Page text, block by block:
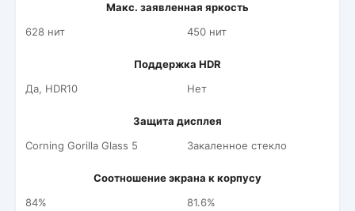
Макс. заявленная яркость
628 нит
450 нит
Поддержка HDR
Да, HDR10
Нет
Защита дисплея
Corning Gorilla Glass 5
Закаленное стекло
Соотношение экрана к корпусу
84%
81.6%